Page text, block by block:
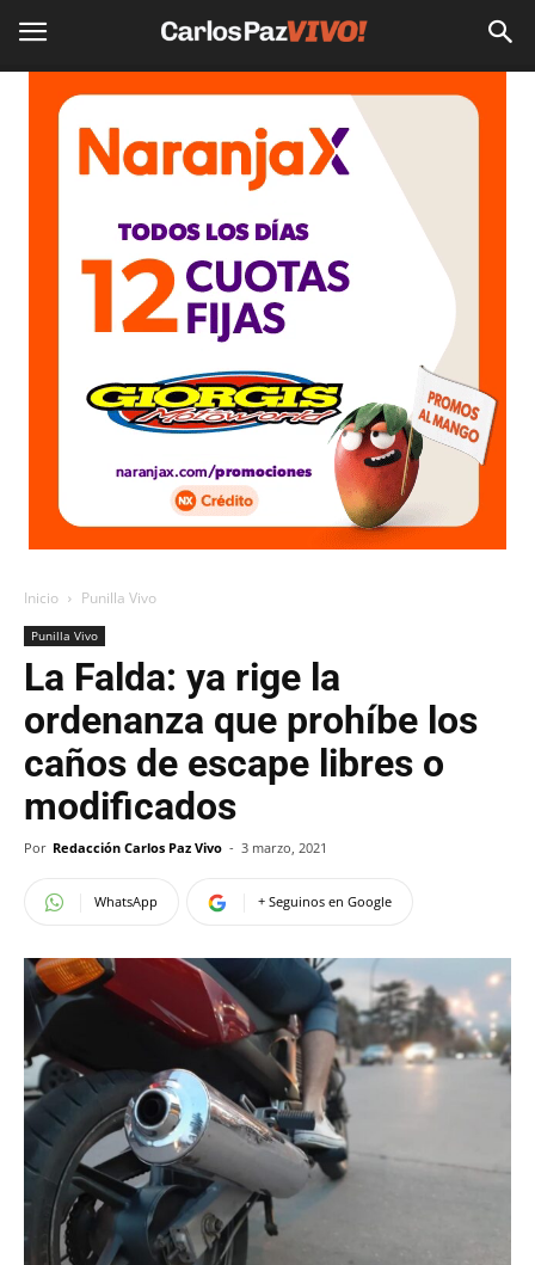
Inicio Punilla Vivo
Punilla Vivo
La Falda: ya rige la
ordenanza que prohíbe los
caños de escape libres o
modificados
Por Redacción Carlos Paz Vivo - 3 marzo, 2021
WhatsApp + Seguinos en Google